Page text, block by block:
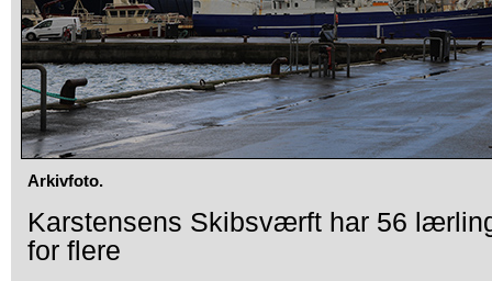
Arkivfoto.
Karstensens Skibsværft har 56
for flere